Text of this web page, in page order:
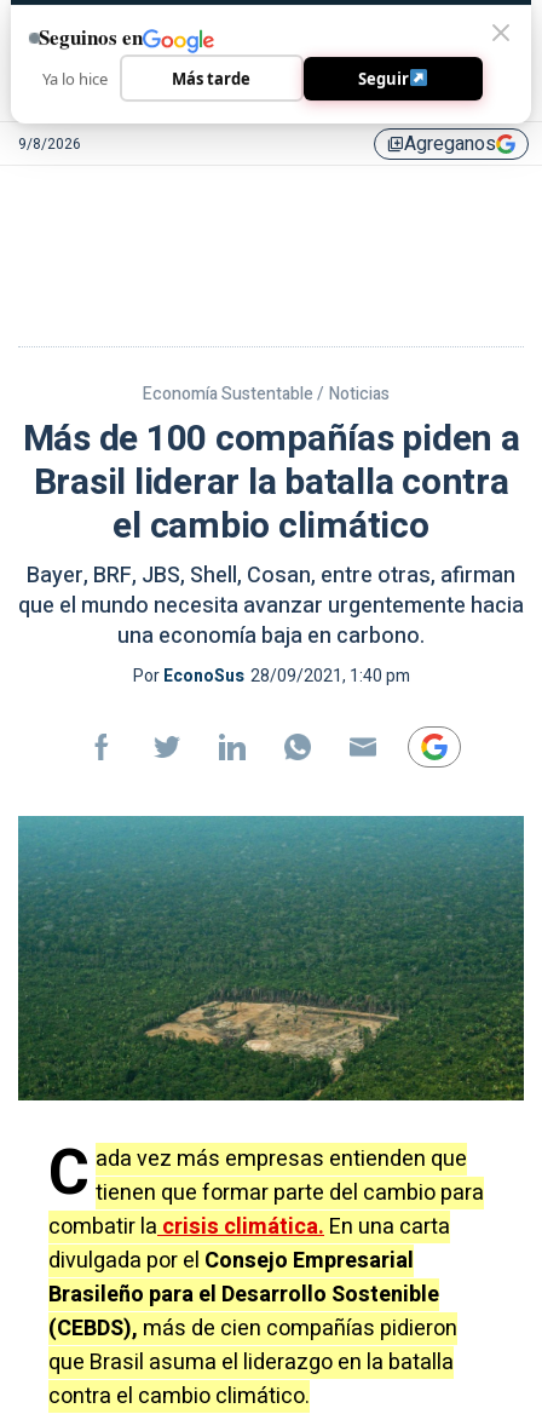
9/8/2026 library_addAgreganos
Economía Sustentable / Noticias
Más de 100 compañías piden a
Brasil liderar la batalla contra
el cambio climático
Bayer, BRF, JBS, Shell, Cosan, entre otras, afirman
que el mundo necesita avanzar urgentemente hacia
una economía baja en carbono.
PorEconoSus 28/09/2021, 1:40 pm
C ada vez más empresas entienden que
tienen que formar parte del cambio para
combatir lacrisis climática.En una carta
divulgada por el Consejo Empresarial
Brasileño para el Desarrollo Sostenible
(CEBDS), más de cien compañías pidieron
que Brasil asuma el liderazgo en la batalla
contra el cambio climático.
Seguinos en
Ya lo hice Más tarde Seguir